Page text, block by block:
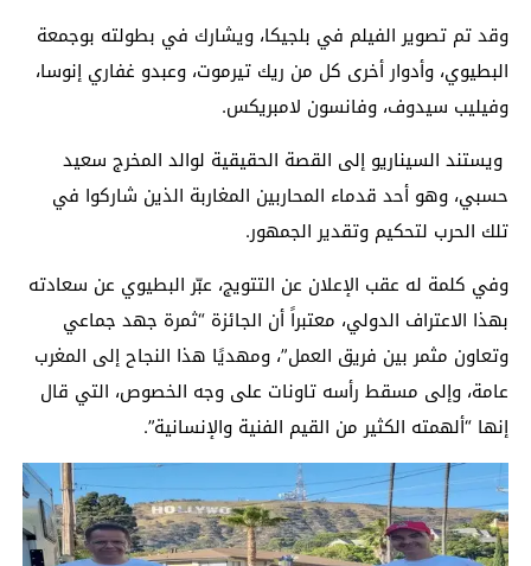
وقد تم تصوير الفيلم في بلجيكا، ويشارك في بطولته بوجمعة
البطيوي، وأدوار أخرى كل من ريك تيرموت، وعبدو غفاري إنوسا،
وفيليب سيدوف، وفانسون لامبريكس.
ويستند السيناريو إلى القصة الحقيقية لوالد المخرج سعيد
حسبي، وهو أحد قدماء المحاربين المغاربة الذين شاركوا في
تلك الحرب لتحكيم وتقدير الجمهور.
وفي كلمة له عقب الإعلان عن التتويج، عبّر البطيوي عن سعادته
بهذا الاعتراف الدولي، معتبراً أن الجائزة “ثمرة جهد جماعي
وتعاون مثمر بين فريق العمل”، ومهديًا هذا النجاح إلى المغرب
عامة، وإلى مسقط رأسه تاونات على وجه الخصوص، التي قال
إنها “ألهمته الكثير من القيم الفنية والإنسانية”.